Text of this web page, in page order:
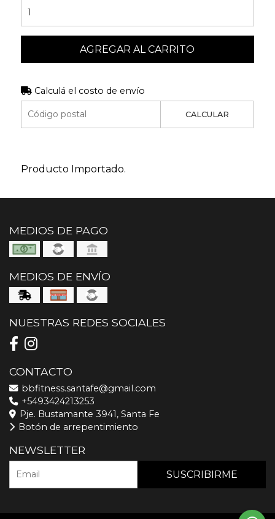
AGREGAR AL CARRITO
Calculá el costo de envío
CALCULAR
Producto Importado.
MEDIOS DE PAGO
MEDIOS DE ENVÍO
NUESTRAS REDES SOCIALES
CONTACTO
bbfitness.santafe@gmail.com
+5493424213253
Pje. Bustamante 3941, Santa Fe
Botón de arrepentimiento
NEWSLETTER
SUSCRIBIRME